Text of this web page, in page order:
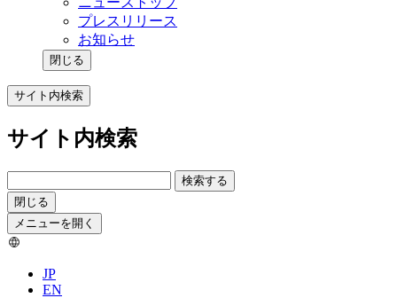
プレスリリース
お知らせ
閉じる
サイト内検索
サイト内検索
検索する
閉じる
メニューを開く
JP
EN